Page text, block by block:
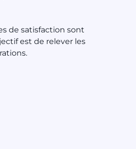
de satisfaction sont
est de relever les